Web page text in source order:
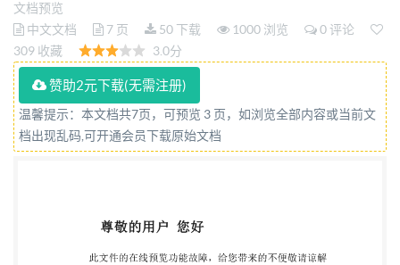
10-28批准1997-06-01实施 前·言 我国现有的
GB/T1767一79（88)《漆膜耐候性测定法》和
GB/T9276一88《色漆和清漆 涂层天然老化试验的指
导性文件》两个标准，技术内容基本一致，应该合并
为一个统一的 标准，以利于标准的实施。 GB/T9276
是等效采用ISO2810制定的，它是一种指导性文件,对
些技术内容已 不符合现有国家标准的要求，互不配
套。有关涂料自然气候曝露试验方法，迄今为止仍没
文档预览
中文文档
7 页 50 下载 1000 浏览
0 评论
309 收藏
3.0分
赞助2元下载(无需注册)
温馨提示：本文档共7页，可预览 3 页，如浏览全部内容或当前文
档出现乱码,可开通会员下载原始文档